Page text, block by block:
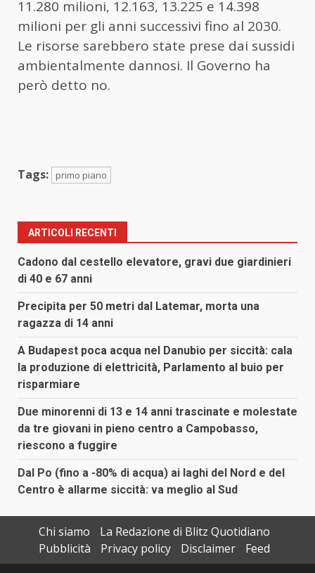
11.280 milioni, 12.163, 13.225 e 14.398
milioni per gli anni successivi fino al 2030.
Le risorse sarebbero state prese dai sussidi
ambientalmente dannosi. Il Governo ha
però detto no.
Tags: primo piano
ARTICOLI RECENTI
Cadono dal cestello elevatore, gravi due giardinieri
di 40 e 67 anni
Precipita per 50 metri dal Latemar, morta una
ragazza di 14 anni
A Budapest poca acqua nel Danubio per siccità: cala
la produzione di elettricità, Parlamento al buio per
risparmiare
Due minorenni di 13 e 14 anni trascinate e molestate
da tre giovani in pieno centro a Campobasso,
riescono a fuggire
Dal Po (fino a -80% di acqua) ai laghi del Nord e del
Centro è allarme siccità: va meglio al Sud
Chi siamo
La Redazione di Blitz Quotidiano
Pubblicità
Privacy policy Disclaimer
Feed